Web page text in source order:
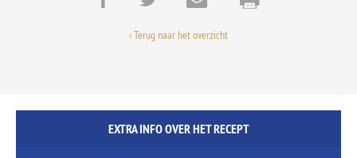
‹ Terug naar het overzicht
EXTRA INFO OVER HET RECEPT